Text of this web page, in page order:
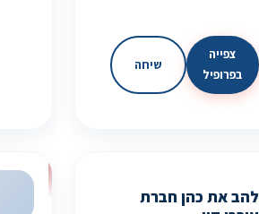
צפייה
בפרופיל
שיחה
להב את כהן חברת